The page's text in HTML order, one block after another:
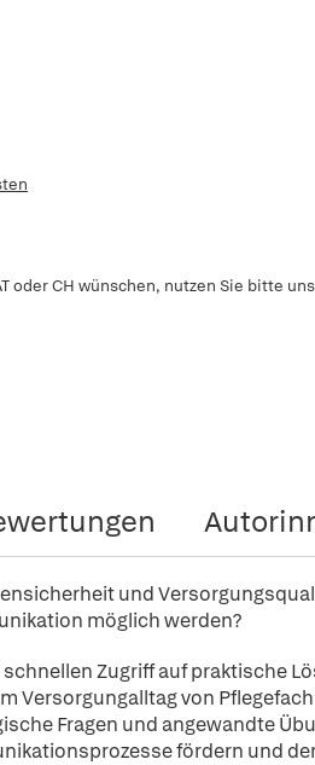
oder CH wünschen, nutzen Sie bitte
und
möglich werden?
Zugriff auf praktische
Versorgungalltag von
Fragen und angewandte
fördern und